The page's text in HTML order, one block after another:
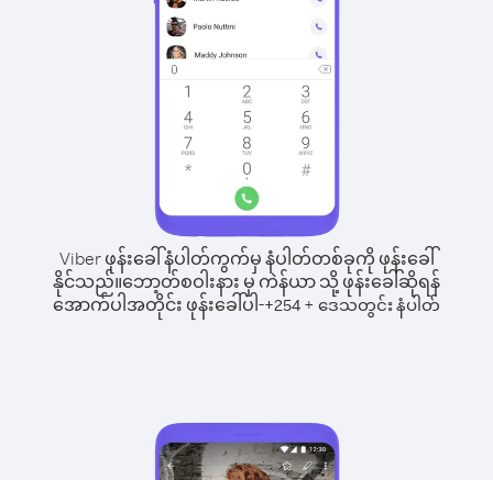
Viber ဖုန်းခေါ်နံပါတ်ကွက်မှ နံပါတ်တစ်ခုကို ဖုန်းခေါ်
နိုင်သည်။ဘော့တ်စဝါးနား မှ ကဲန်ယာ သို့ ဖုန်းခေါ်ဆိုရန်
အောက်ပါအတိုင်း ဖုန်းခေါ်ပါ-+254 + ဒေသတွင်း နံပါတ်